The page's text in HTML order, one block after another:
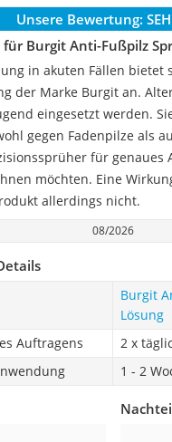
Unsere Bewertung:
für Burgit Anti-Fußpilz
in akuten Fällen bietet
der Marke Burgit an.
eingesetzt werden.
gegen Fadenpilze als
für genaues
möchten. Eine
allerdings nicht.
08/2026
Burgit
Lösung
Auftragens
2 x
1 - 2